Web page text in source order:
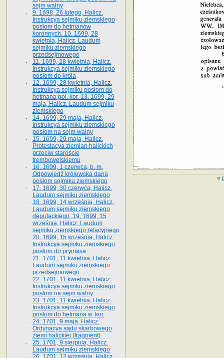
«
sejm walny
9. 1698, 26 lutego, Halicz.
Instrukcya sejmiku ziemskiego
posłom do hetmanów
koronnych. 10. 1699, 28
kwietnia, Halicz. Laudum
sejmiku ziemskiego
przedsejmowego
11. 1699, 28 kwietnia, Halicz.
Instrukcya sejmiku ziemskiego
posłom do króla
12. 1699, 28 kwietnia, Halicz.
Instrukcya sejmiku posłom do
hetmana pol. kor. 13. 1699, 29
maja, Halicz. Laudum sejmiku
ziemskiego
14. 1699, 29 maja, Halicz.
Instrukcya sejmiku ziemskiego
posłom na sejm walny
15. 1699, 29 maja, Halicz.
Protestacya ziemian halickich
przeciw staroście
trembowelskiemu
16. 1699, 1 czerwca, b. m.
Odpowiedź królewska dana
posłom sejmiku ziemskiego
17. 1699, 30 czerwca, Halicz.
Laudum sejmiku ziemskiego
18. 1699, 14 września, Halicz.
Laudum sejmiku ziemskiego
deputackiego. 19. 1699, 15
września, Halicz. Laudum
sejmiku ziemskiego relacyjnego
20. 1699, 15 września, Halicz.
Instrukcya sejmiku ziemskiego
posłom do prymasa
21. 1701, 11 kwietnia, Halicz.
Laudum sejmiku ziemskiego
przedsejmowego
22. 1701, 11 kwietnia, Halicz.
Instrukcya sejmiku ziemskiego
posłom na sejm walny
23. 1701, 11 kwietnia, Halicz.
Instrukcya sejmiku ziemskiego
posłom do hetmana w. kor.
24. 1701, 9 maja, Halicz.
Ordynacya sądu skarbowego
ziemi halickiej (fragment)
25. 1701, 9 sierpnia, Halicz.
Laudum sejmiku ziemskiego
26. 1701, 12 września, Halicz.